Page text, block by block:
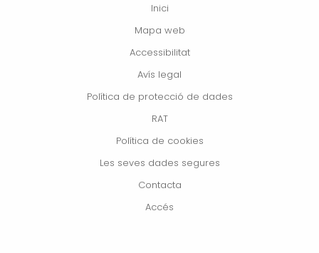
Inici
Mapa web
Accessibilitat
Avís legal
Política de protecció de dades
RAT
Política de cookies
Les seves dades segures
Contacta
Accés